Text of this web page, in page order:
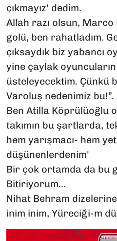
çıkmayız' dedim.
Allah razı olsun, Marco
golü, ben rahatladım.
çıksaydık biz yabancı
yine çaylak oyuncuların
üsteleyecektim. Çünkü
Varoluş nedenimiz bu!”.
Ben Atilla Köprülüoğlu
takımın bu şartlarda,
hem yarışmacı- hem
düşünenlerdenim'
Bir çok ortamda da bu
Bitiriyorum...
Nihat Behram
inim inim, Yüreciği-m